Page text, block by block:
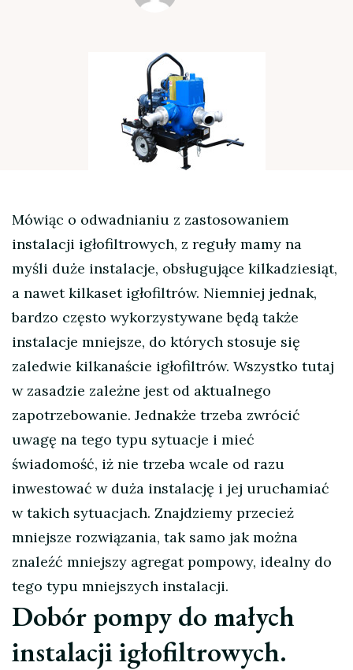
Mówiąc o odwadnianiu z zastosowaniem
instalacji igłofiltrowych, z reguły mamy na
myśli duże instalacje, obsługujące kilkadziesiąt,
a nawet kilkaset igłofiltrów. Niemniej jednak,
bardzo często wykorzystywane będą także
instalacje mniejsze, do których stosuje się
zaledwie kilkanaście igłofiltrów. Wszystko tutaj
w zasadzie zależne jest od aktualnego
zapotrzebowanie. Jednakże trzeba zwrócić
uwagę na tego typu sytuacje i mieć
świadomość, iż nie trzeba wcale od razu
inwestować w duża instalację i jej uruchamiać
w takich sytuacjach. Znajdziemy przecież
mniejsze rozwiązania, tak samo jak można
znaleźć mniejszy agregat pompowy, idealny do
tego typu mniejszych instalacji.
Dobór pompy do małych
instalacji igłofiltrowych.